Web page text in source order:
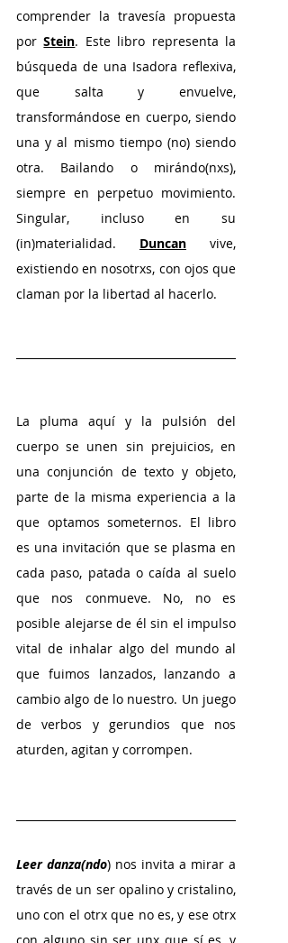
comprender la travesía propuesta
por Stein. Este libro representa la
búsqueda de una Isadora reflexiva,
que salta y envuelve,
transformándose en cuerpo, siendo
una y al mismo tiempo (no) siendo
otra. Bailando o mirándo(nxs),
siempre en perpetuo movimiento.
Singular, incluso en su
(in)materialidad. Duncan vive,
existiendo en nosotrxs, con ojos que
claman por la libertad al hacerlo.
La pluma aquí y la pulsión del
cuerpo se unen sin prejuicios, en
una conjunción de texto y objeto,
parte de la misma experiencia a la
que optamos someternos. El libro
es una invitación que se plasma en
cada paso, patada o caída al suelo
que nos conmueve. No, no es
posible alejarse de él sin el impulso
vital de inhalar algo del mundo al
que fuimos lanzados, lanzando a
cambio algo de lo nuestro. Un juego
de verbos y gerundios que nos
aturden, agitan y corrompen.
Leer danza(ndo) nos invita a mirar a
través de un ser opalino y cristalino,
uno con el otrx que no es, y ese otrx